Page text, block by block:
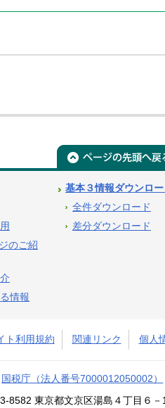
のご紹
情報
基本３情報ダウンロー
全件ダウンロード
差分ダウンロード
ト利用規約 関連リンク 個人
国税庁（法人番号7000012050002）
8582 東京都文京区湯島４丁目６